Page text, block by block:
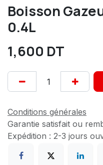
Boisson
0.4L
1,600 DT
Conditions générales
Garantie satisfait ou
Expédition : 2-3 jours